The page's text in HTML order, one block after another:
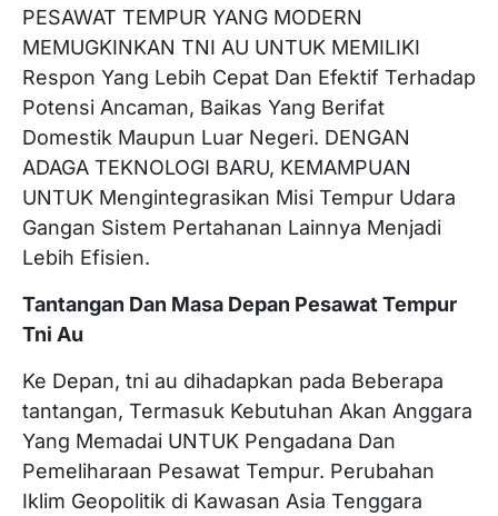
PESAWAT TEMPUR YANG MODERN
MEMUGKINKAN TNI AU UNTUK MEMILIKI
Respon Yang Lebih Cepat Dan Efektif Terhadap
Potensi Ancaman, Baikas Yang Berifat
Domestik Maupun Luar Negeri. DENGAN
ADAGA TEKNOLOGI BARU, KEMAMPUAN
UNTUK Mengintegrasikan Misi Tempur Udara
Gangan Sistem Pertahanan Lainnya Menjadi
Lebih Efisien.
Tantangan Dan Masa Depan Pesawat Tempur
Tni Au
Ke Depan, tni au dihadapkan pada Beberapa
tantangan, Termasuk Kebutuhan Akan Anggara
Yang Memadai UNTUK Pengadana Dan
Pemeliharaan Pesawat Tempur. Perubahan
Iklim Geopolitik di Kawasan Asia Tenggara